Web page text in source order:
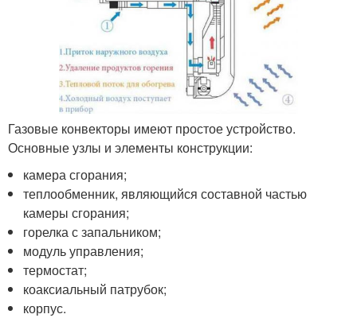
Газовые конвекторы имеют простое устройство.
Основные узлы и элементы конструкции:
камера сгорания;
теплообменник, являющийся составной частью
камеры сгорания;
горелка с запальником;
модуль управления;
термостат;
коаксиальный патрубок;
корпус.